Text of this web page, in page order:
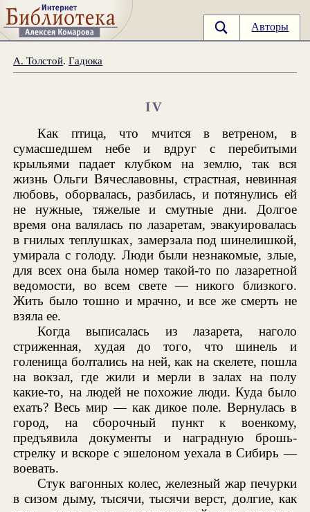
Авторы
А. Толстой.Гадюка
IV
Как птица, что мчится в ветреном, в
сумасшедшем небе и вдруг с перебитыми
крыльями падает клубком на землю, так вся
жизнь Ольги Вячеславовны, страстная, невинная
любовь, оборвалась, разбилась, и потянулись ей
не нужные, тяжелые и смутные дни. Долгое
время она валялась по лазаретам, эвакуировалась
в гнилых теплушках, замерзала под шинелишкой,
умирала с голоду. Люди были незнакомые, злые,
для всех она была номер такой-то по лазаретной
ведомости, во всем свете — никого близкого.
Жить было тошно и мрачно, и все же смерть не
взяла ее.
Когда выписалась из лазарета, наголо
стриженная, худая до того, что шинель и
голенища болтались на ней, как на скелете, пошла
на вокзал, где жили и мерли в залах на полу
какие-то, на людей не похожие люди. Куда было
ехать? Весь мир — как дикое поле. Вернулась в
город, на сборочный пункт к военкому,
предъявила документы и наградную брошь-
стрелку и вскоре с эшелоном уехала в Сибирь —
воевать.
Стук вагонных колес, железный жар печурки
в сизом дыму, тысячи, тысячи верст, долгие, как